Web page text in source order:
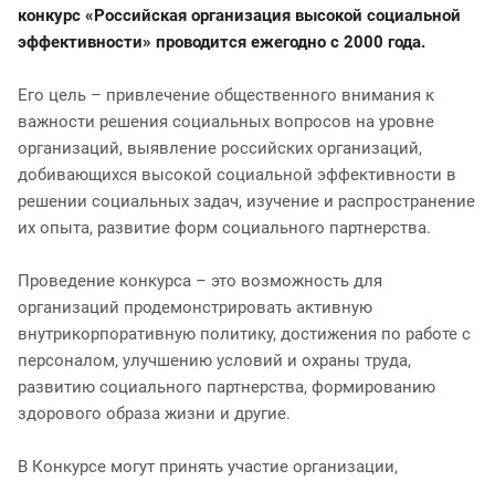
конкурс «Российская организация высокой социальной
эффективности» проводится ежегодно с 2000 года.
Его цель – привлечение общественного внимания к
важности решения социальных вопросов на уровне
организаций, выявление российских организаций,
добивающихся высокой социальной эффективности в
решении социальных задач, изучение и распространение
их опыта, развитие форм социального партнерства.
Проведение конкурса – это возможность для
организаций продемонстрировать активную
внутрикорпоративную политику, достижения по работе с
персоналом, улучшению условий и охраны труда,
развитию социального партнерства, формированию
здорового образа жизни и другие.
В Конкурсе могут принять участие организации,